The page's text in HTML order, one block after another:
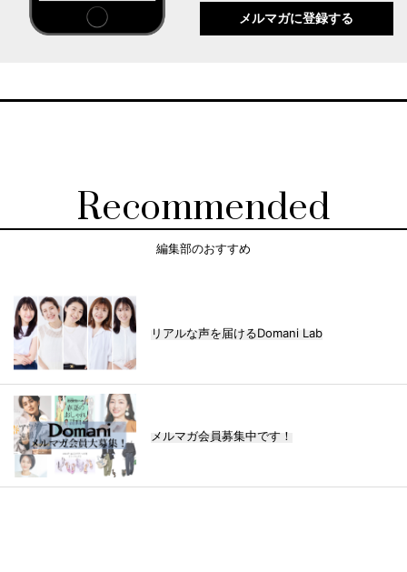
メルマガに登録する
Recommended
編集部のおすすめ
リアルな声を届けるDomani Lab
メルマガ会員募集中です！